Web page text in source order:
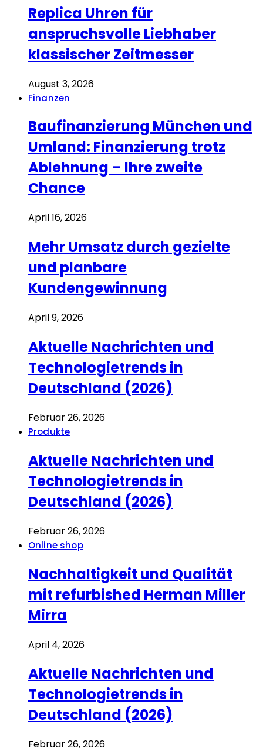
Replica Uhren für
anspruchsvolle Liebhaber
klassischer Zeitmesser
August 3, 2026
Finanzen
Baufinanzierung München und
Umland: Finanzierung trotz
Ablehnung – Ihre zweite
Chance
April 16, 2026
Mehr Umsatz durch gezielte
und planbare
Kundengewinnung
April 9, 2026
Aktuelle Nachrichten und
Technologietrends in
Deutschland (2026)
Februar 26, 2026
Produkte
Aktuelle Nachrichten und
Technologietrends in
Deutschland (2026)
Februar 26, 2026
Online shop
Nachhaltigkeit und Qualität
mit refurbished Herman Miller
Mirra
April 4, 2026
Aktuelle Nachrichten und
Technologietrends in
Deutschland (2026)
Februar 26, 2026